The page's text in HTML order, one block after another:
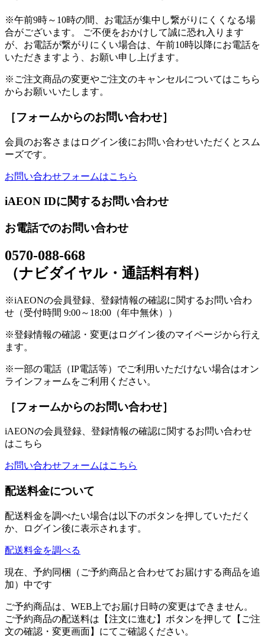
※午前9時～10時の間、お電話が集中し繋がりにくくなる場
合がございます。 ご不便をおかけして誠に恐れ入ります
が、お電話が繋がりにくい場合は、午前10時以降にお電話を
いただきますよう、お願い申し上げます。
※ご注文商品の変更やご注文のキャンセルについてはこちら
からお願いいたします。
［フォームからのお問い合わせ］
会員のお客さまはログイン後にお問い合わせいただくとスム
ーズです。
お問い合わせフォームはこちら
iAEON IDに関するお問い合わせ
お電話でのお問い合わせ
0570-088-668
（ナビダイヤル・通話料有料）
※iAEONの会員登録、登録情報の確認に関するお問い合わ
せ（受付時間 9:00～18:00（年中無休））
※登録情報の確認・変更はログイン後のマイページから行え
ます。
※一部の電話（IP電話等）でご利用いただけない場合はオン
ラインフォームをご利用ください。
［フォームからのお問い合わせ］
iAEONの会員登録、登録情報の確認に関するお問い合わせ
はこちら
お問い合わせフォームはこちら
配送料金について
配送料金を調べたい場合は以下のボタンを押していただく
か、ログイン後に表示されます。
配送料金を調べる
現在、予約同梱（ご予約商品と合わせてお届けする商品を追
加）中です
ご予約商品は、WEB上でお届け日時の変更はできません。
ご予約商品の配送料は【注文に進む】ボタンを押して【ご注
文の確認・変更画面】にてご確認ください。